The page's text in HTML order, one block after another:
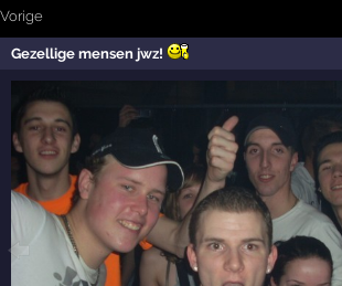
Vorige
Gezellige mensen jwz!